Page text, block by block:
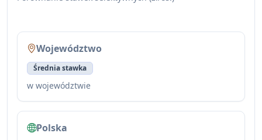
Województwo
Średnia stawka
w województwie
Polska